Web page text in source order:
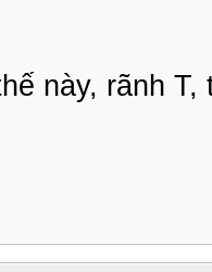
này, rãnh